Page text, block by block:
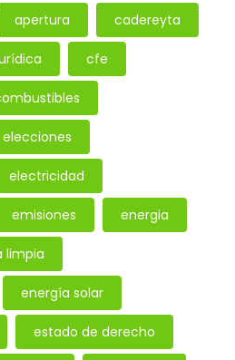
apertura cadereyta
cfe
elecciones
electricidad
emisiones energia
limpia
energía solar
estado de derecho